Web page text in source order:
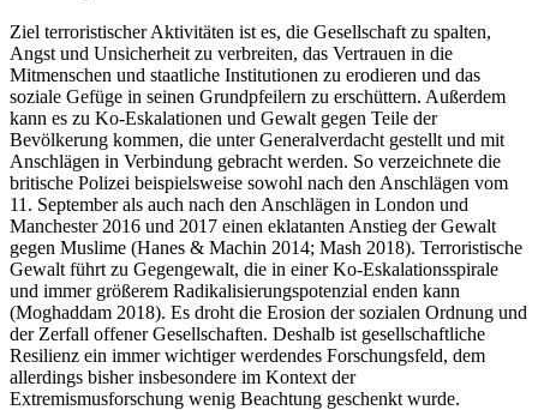
Ziel terroristischer Aktivitäten ist es, die Gesellschaft zu spalten,
Angst und Unsicherheit zu verbreiten, das Vertrauen in die
Mitmenschen und staatliche Institutionen zu erodieren und das
soziale Gefüge in seinen Grundpfeilern zu erschüttern. Außerdem
kann es zu Ko-Eskalationen und Gewalt gegen Teile der
Bevölkerung kommen, die unter Generalverdacht gestellt und mit
Anschlägen in Verbindung gebracht werden. So verzeichnete die
britische Polizei beispielsweise sowohl nach den Anschlägen vom
11. September als auch nach den Anschlägen in London und
Manchester 2016 und 2017 einen eklatanten Anstieg der Gewalt
gegen Muslime (Hanes & Machin 2014; Mash 2018). Terroristische
Gewalt führt zu Gegengewalt, die in einer Ko-Eskalationsspirale
und immer größerem Radikalisierungspotenzial enden kann
(Moghaddam 2018). Es droht die Erosion der sozialen Ordnung und
der Zerfall offener Gesellschaften. Deshalb ist gesellschaftliche
Resilienz ein immer wichtiger werdendes Forschungsfeld, dem
allerdings bisher insbesondere im Kontext der
Extremismusforschung wenig Beachtung geschenkt wurde.